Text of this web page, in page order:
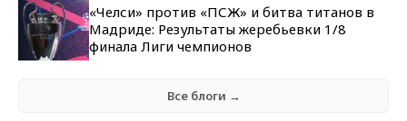
«Челси» против «ПСЖ» и битва титанов в
Мадриде: Результаты жеребьевки 1/8
финала Лиги чемпионов
Все блоги →